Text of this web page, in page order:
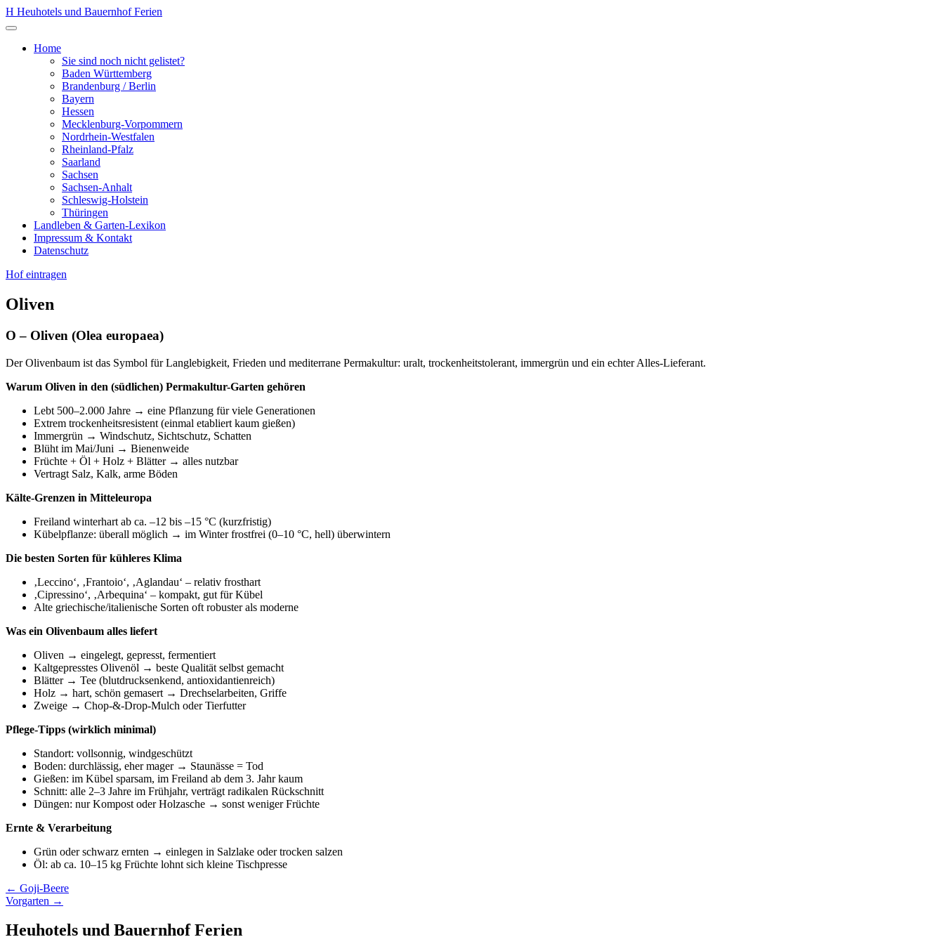
Zum
Inhalt
H Heuhotels und Bauernhof Ferien
Menü
öffnenHome
Sie sind noch nicht gelistet?
Baden Württemberg
Brandenburg / Berlin
Bayern
Hessen
Mecklenburg-Vorpommern
Nordrhein-Westfalen
Rheinland-Pfalz
Saarland
Sachsen
Sachsen-Anhalt
Schleswig-Holstein
Thüringen
Landleben & Garten-Lexikon
Impressum & Kontakt
Datenschutz
Hof eintragen
Oliven
O – Oliven (Olea europaea)
Der Olivenbaum ist das Symbol für Langlebigkeit, Frieden und mediterrane Permakultur: uralt, trockenheitstolerant, immergrün und ein echter Alles-Lieferant.
Warum Oliven in den (südlichen) Permakultur-Garten gehören
Lebt 500–2.000 Jahre → eine Pflanzung für viele Generationen
Extrem trockenheitsresistent (einmal etabliert kaum gießen)
Immergrün → Windschutz, Sichtschutz, Schatten
Blüht im Mai/Juni → Bienenweide
Früchte + Öl + Holz + Blätter → alles nutzbar
Vertragt Salz, Kalk, arme Böden
Kälte-Grenzen in Mitteleuropa
Freiland winterhart ab ca. –12 bis –15 °C (kurzfristig)
Kübelpflanze: überall möglich → im Winter frostfrei (0–10 °C, hell) überwintern
Die besten Sorten für kühleres Klima
‚Leccino‘, ‚Frantoio‘, ‚Aglandau‘ – relativ frosthart
‚Cipressino‘, ‚Arbequina‘ – kompakt, gut für Kübel
Alte griechische/italienische Sorten oft robuster als moderne
Was ein Olivenbaum alles liefert
Oliven → eingelegt, gepresst, fermentiert
Kaltgepresstes Olivenöl → beste Qualität selbst gemacht
Blätter → Tee (blutdrucksenkend, antioxidantienreich)
Holz → hart, schön gemasert → Drechselarbeiten, Griffe
Zweige → Chop-&-Drop-Mulch oder Tierfutter
Pflege-Tipps (wirklich minimal)
Standort: vollsonnig, windgeschützt
Boden: durchlässig, eher mager → Staunässe = Tod
Gießen: im Kübel sparsam, im Freiland ab dem 3. Jahr kaum
Schnitt: alle 2–3 Jahre im Frühjahr, verträgt radikalen Rückschnitt
Düngen: nur Kompost oder Holzasche → sonst weniger Früchte
Ernte & Verarbeitung
Grün oder schwarz ernten → einlegen in Salzlake oder trocken salzen
Öl: ab ca. 10–15 kg Früchte lohnt sich kleine Tischpresse
Beitragsnavigation
← Goji-Beere
Vorgarten →
Heuhotels und Bauernhof Ferien